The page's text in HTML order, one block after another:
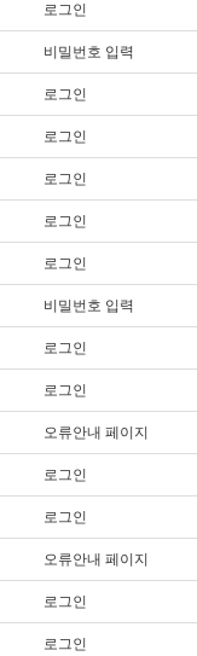
로그인
비밀번호 입력
로그인
로그인
로그인
로그인
로그인
비밀번호 입력
로그인
로그인
오류안내 페이지
로그인
로그인
오류안내 페이지
로그인
로그인